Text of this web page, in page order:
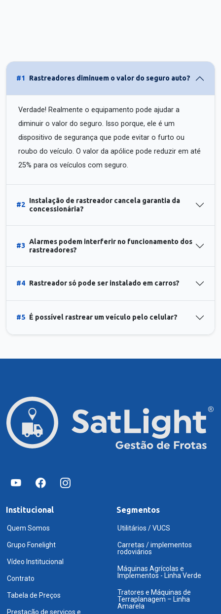
#1 Rastreadores diminuem o valor do seguro auto?
Verdade! Realmente o equipamento pode ajudar a
diminuir o valor do seguro. Isso porque, ele é um
dispositivo de segurança que pode evitar o furto ou
roubo do veículo. O valor da apólice pode reduzir em até
25% para os veículos com seguro.
#2
Instalação de rastreador cancela garantia da
concessionária?
#3
Alarmes podem interferir no funcionamento dos
rastreadores?
#4 Rastreador só pode ser instalado em carros?
#5 É possível rastrear um veículo pelo celular?
Institucional
Quem Somos
Grupo Fonelight
Vídeo Institucional
Contrato
Tabela de Preços
Prestação de serviços e
Segmentos
Utilitários / VUCS
Carretas / implementos
rodoviários
Máquinas Agrícolas e
Implementos - Linha Verde
Tratores e Máquinas de
Terraplanagem – Linha
Amarela